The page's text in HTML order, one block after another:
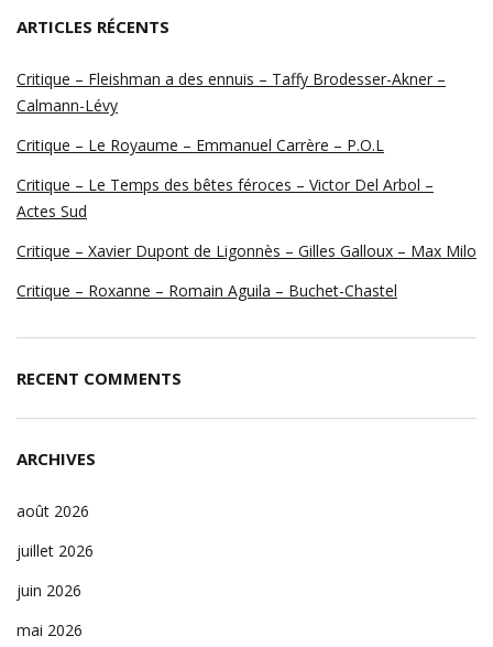
ARTICLES RÉCENTS
Critique – Fleishman a des ennuis – Taffy Brodesser-Akner –
Calmann-Lévy
Critique – Le Royaume – Emmanuel Carrère – P.O.L
Critique – Le Temps des bêtes féroces – Victor Del Arbol –
Actes Sud
Critique – Xavier Dupont de Ligonnès – Gilles Galloux – Max Milo
Critique – Roxanne – Romain Aguila – Buchet-Chastel
RECENT COMMENTS
ARCHIVES
août 2026
juillet 2026
juin 2026
mai 2026